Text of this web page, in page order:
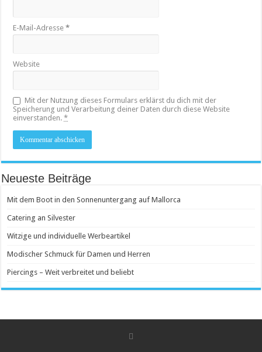
E-Mail-Adresse*
Website
Mit der Nutzung dieses Formulars erklärst du dich mit der
Speicherung und Verarbeitung deiner Daten durch diese Website
einverstanden.*
Neueste Beiträge
Mit dem Boot in den Sonnenuntergang auf Mallorca
Catering an Silvester
Witzige und individuelle Werbeartikel
Modischer Schmuck für Damen und Herren
Piercings – Weit verbreitet und beliebt